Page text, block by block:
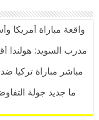
واقعة مباراة أمريكا
مدرب السويد:
ما جديد جولة